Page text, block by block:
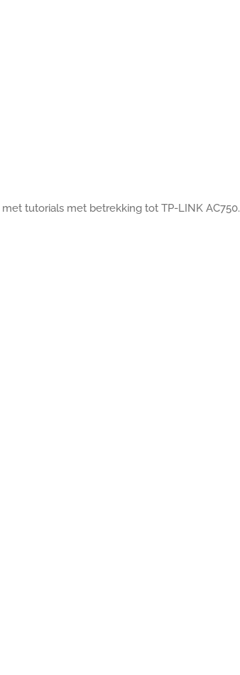
tutorials met betrekking tot TP-LINK AC750.